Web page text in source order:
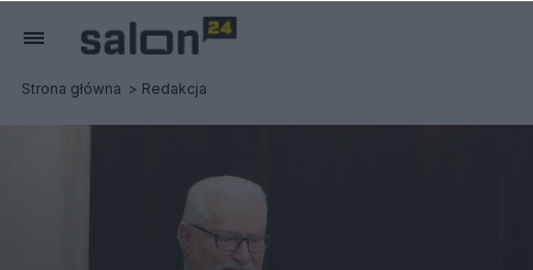
Strona główna Redakcja